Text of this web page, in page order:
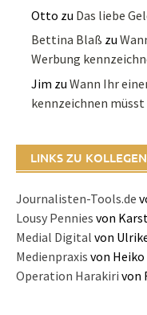
Otto zu Das liebe
Bettina Blaß zu
Werbung
Jim zuWann Ihr
kennzeichnen müsst
LINKS ZU KOLLEGEN
Journalisten-Tools.de
Lousy Pennies von
Medial Digital von
Medienpraxis von
Operation Harakiri von